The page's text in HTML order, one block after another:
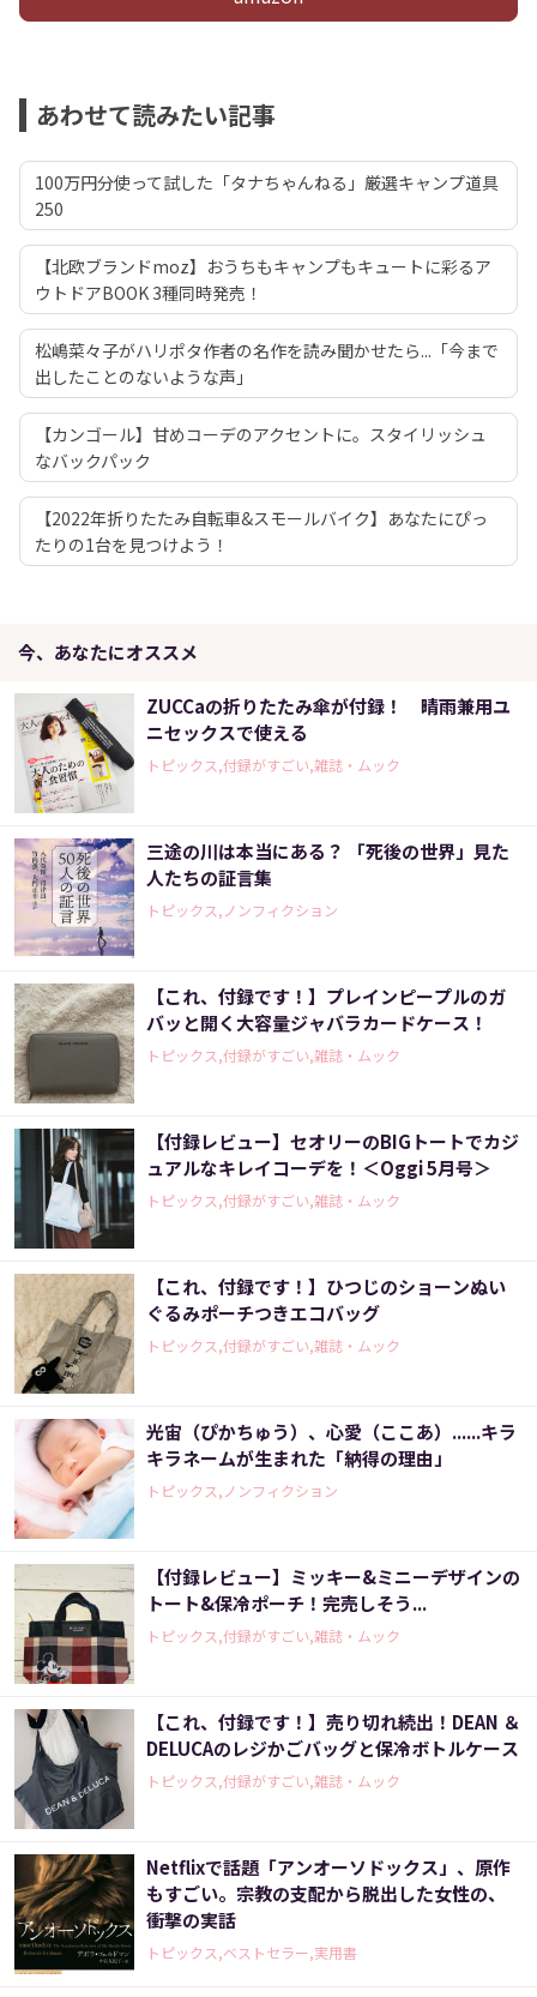
あわせて読みたい記事
100万円分使って試した「タナちゃんねる」厳選キャンプ道具
250
【北欧ブランドmoz】おうちもキャンプもキュートに彩るア
ウトドアBOOK 3種同時発売！
松嶋菜々子がハリポタ作者の名作を読み聞かせたら...「今まで
出したことのないような声」
【カンゴール】甘めコーデのアクセントに。スタイリッシュ
なバックパック
【2022年折りたたみ自転車&スモールバイク】あなたにぴっ
たりの1台を見つけよう！
今、あなたにオススメ
ZUCCaの折りたたみ傘が付録！ 晴雨兼用ユ
ニセックスで使える
トピックス,付録がすごい,雑誌・ムック
三途の川は本当にある？ 「死後の世界」見た
人たちの証言集
トピックス,ノンフィクション
【これ、付録です！】プレインピープルのガ
バッと開く大容量ジャバラカードケース！
トピックス,付録がすごい,雑誌・ムック
【付録レビュー】セオリーのBIGトートでカジ
ュアルなキレイコーデを！＜Oggi 5月号＞
トピックス,付録がすごい,雑誌・ムック
【これ、付録です！】ひつじのショーンぬい
ぐるみポーチつきエコバッグ
トピックス,付録がすごい,雑誌・ムック
光宙（ぴかちゅう）、心愛（ここあ）......キラ
キラネームが生まれた「納得の理由」
トピックス,ノンフィクション
【付録レビュー】ミッキー&ミニーデザインの
トート&保冷ポーチ！完売しそう...
トピックス,付録がすごい,雑誌・ムック
【これ、付録です！】売り切れ続出！DEAN ＆
DELUCAのレジかごバッグと保冷ボトルケース
トピックス,付録がすごい,雑誌・ムック
Netflixで話題「アンオーソドックス」、原作
もすごい。宗教の支配から脱出した女性の、
衝撃の実話
トピックス,ベストセラー,実用書